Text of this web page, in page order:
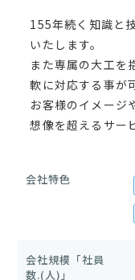
155年続く知識と
いたします。
また専属の大工を
軟に対応する事が
お客様のイメージ
想像を超えるサー
会社特色
会社規模「社員
数.(人)」